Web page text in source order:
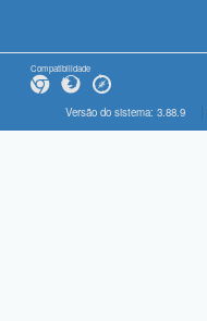
Compatibilidade
Versão do sistema: 3.88.9